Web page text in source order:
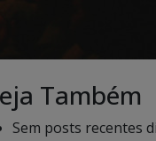
Também
Sem posts recentes